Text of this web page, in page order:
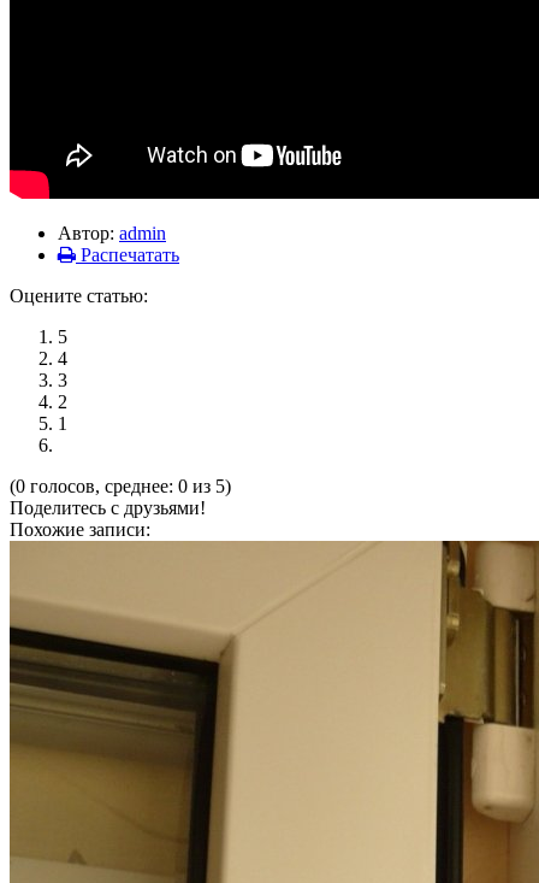
Автор: admin
Распечатать
Оцените статью:
5
4
3
2
1
(0 голосов, среднее: 0 из 5)
Поделитесь с друзьями!
Похожие записи: